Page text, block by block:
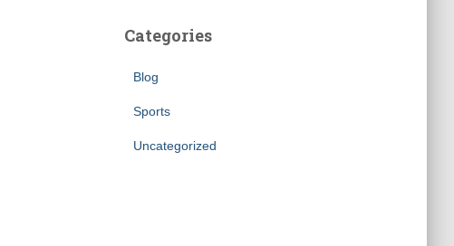
Categories
Blog
Sports
Uncategorized